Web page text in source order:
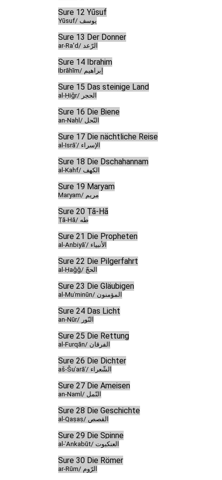
Sure 12 Yūsuf
Yūsuf/ يوسف
Sure 13 Der Donner
ar-Ra'd/ الرّعد
Sure 14 Ibrahim
Ibrāhīm/ إبراهيم
Sure 15 Das steinige Land
al-Ḥiǧr/ الحجر
Sure 16 Die Biene
an-Naḥl/ النّحل
Sure 17 Die nächtliche Reise
al-Isrāʾ/ الإسراء
Sure 18 Die Dschahannam
al-Kahf/ الكهف
Sure 19 Maryam
Maryam/ مريم
Sure 20 Ṭā-Hā
Ṭā-Hā/ طه
Sure 21 Die Propheten
al-Anbiyāʾ/ الأنبياء
Sure 22 Die Pilgerfahrt
al-Ḥaǧǧ/ الحجّ
Sure 23 Die Gläubigen
al-Muʾminūn/ المؤمنون
Sure 24 Das Licht
an-Nūr/ النّور
Sure 25 Die Rettung
al-Furqān/ الفرقان
Sure 26 Die Dichter
aš-Šuʿarāʾ/ الشّعراء
Sure 27 Die Ameisen
an-Naml/ النّمل
Sure 28 Die Geschichte
al-Qaṣaṣ/ القصص
Sure 29 Die Spinne
al-ʿAnkabūt/ العنكبوت
Sure 30 Die Römer
ar-Rūm/ الرّوم